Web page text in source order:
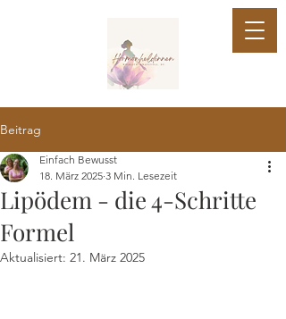
Beitrag
Lipödem - die 4-Schritte
Formel
Einfach Bewusst
18. März 2025 3 Min. Lesezeit
Aktualisiert: 21. März 2025